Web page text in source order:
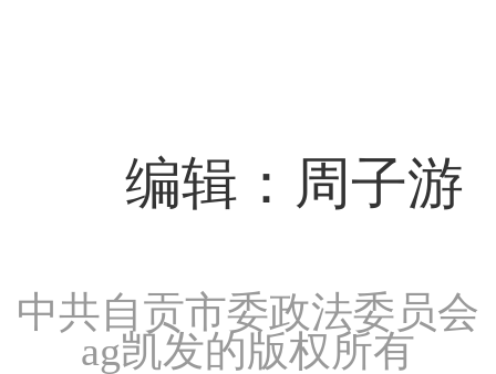
编辑：周子游
中共自贡市委政法委员会
ag凯发的版权所有